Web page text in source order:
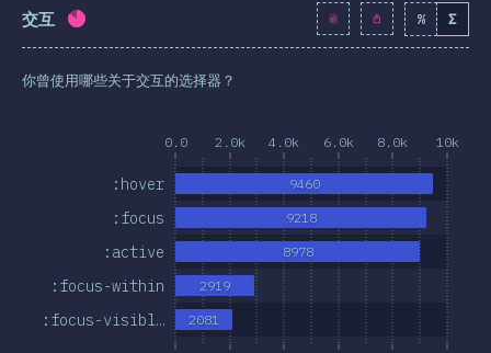
交互 完成率: % Σ
你曾使用哪些关于交互的选择器？
0.0 2.0k 4.0k 6.0k 8.0k 10k
:focus-visibl…
:focus-within
:active
:focus
:hover
2081
2919
8978
9218
9460